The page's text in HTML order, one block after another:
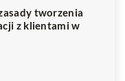
tworzenia
z klientami w